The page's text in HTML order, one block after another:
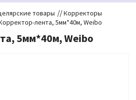
товары //Корректоры
лента, 5мм*40м, Weibo
5мм*40м, Weibo